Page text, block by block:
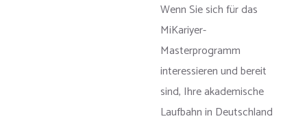
Wenn Sie sich für das
MiKariyer-
Masterprogramm
interessieren und bereit
sind, Ihre akademische
Laufbahn in Deutschland